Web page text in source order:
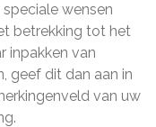
speciale wensen
betrekking tot het
inpakken van
geef dit dan aan in
van uw